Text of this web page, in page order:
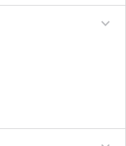
expand_more